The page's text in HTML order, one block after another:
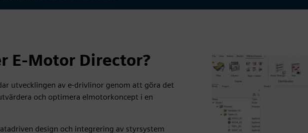
E-Motor Director?
utvecklingen av e-drivlinor genom att göra det
och optimera elmotorkoncept i en
design och integrering av styrsystem